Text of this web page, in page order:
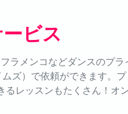
ビス
ラメンコなどダンスのプ
ズ）で依頼ができます。
るレッスンもたくさん！オ